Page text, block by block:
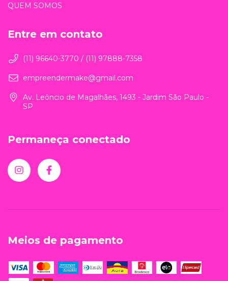
QUEM SOMOS
Entre em contato
(11) 96640-3770 / (11) 97888-7358
empreendermake@gmail.com
Av. Leôncio de Magalhães, 1493 - Jardim São Paulo -
SP
Permaneça conectado
Meios de pagamento